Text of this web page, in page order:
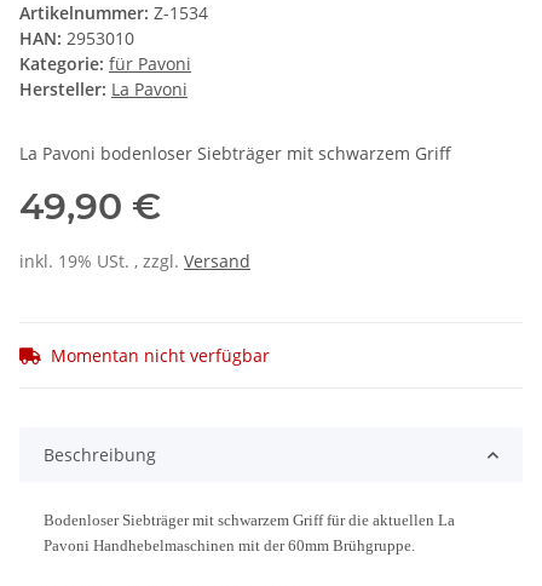
Artikelnummer: Z-1534
HAN: 2953010
Kategorie: für Pavoni
Hersteller: La Pavoni
La Pavoni bodenloser Siebträger mit schwarzem Griff
49,90 €
inkl. 19% USt. , zzgl. Versand
Momentan nicht verfügbar
Beschreibung
Bodenloser Siebträger mit schwarzem Griff für die aktuellen La
Pavoni Handhebelmaschinen mit der 60mm Brühgruppe.